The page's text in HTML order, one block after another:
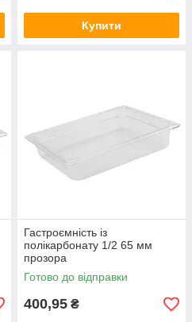
Купити
Гастроємність із
полікарбонату 1/2 65 мм
прозора
Готово до відправки
400,95 ₴